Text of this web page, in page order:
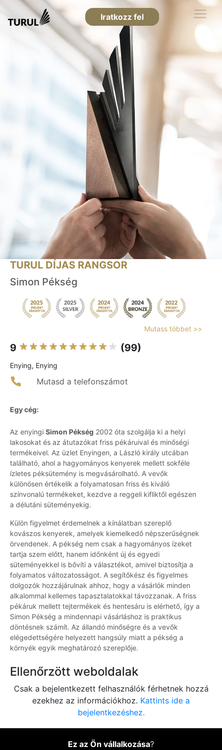
Iratkozz fel
TURUL DÍJAS RANGSOR
Simon Pékség
Mutass többet >>
9 (99)
Enying, Enying
Mutasd a telefonszámot
Egy cég:
Az enyingi Simon Pékség 2002 óta szolgálja ki a helyi
lakosokat és az átutazókat friss pékáruival és minőségi
termékeivel. Az üzlet Enyingen, a László király utcában
található, ahol a hagyományos kenyerek mellett sokféle
ízletes péksütemény is megvásárolható. A vevők
különösen értékelik a folyamatosan friss és kiváló
színvonalú termékeket, kezdve a reggeli kifliktől egészen
a délutáni süteményekig.
Külön figyelmet érdemelnek a kínálatban szereplő
kovászos kenyerek, amelyek kiemelkedő népszerűségnek
örvendenek. A pékség nem csak a hagyományos ízeket
tartja szem előtt, hanem időnként új és egyedi
süteményekkel is bővíti a választékot, amivel biztosítja a
folyamatos változatosságot. A segítőkész és figyelmes
dolgozók hozzájárulnak ahhoz, hogy a vásárlók minden
alkalommal kellemes tapasztalatokkal távozzanak. A friss
pékáruk mellett tejtermékek és hentesáru is elérhető, így a
Simon Pékség a mindennapi vásárláshoz is praktikus
döntésnek számít. Az állandó minőségre és a vevők
elégedettségére helyezett hangsúly miatt a pékség a
környék egyik meghatározó szereplője.
Ellenőrzött weboldalak
Csak a bejelentkezett felhasználók férhetnek hozzá
ezekhez az információkhoz. Kattints ide a
bejelentkezéshez.
Ez az Ön vállalkozása?